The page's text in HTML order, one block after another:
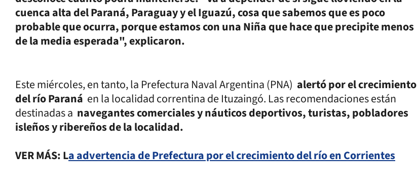
cuenca alta del Paraná, Paraguay y el Iguazú, cosa que sabemos que es poco
probable que ocurra, porque estamos con una Niña que hace que precipite menos
de la media esperada", explicaron.
Este miércoles, en tanto, la Prefectura Naval Argentina (PNA) alertó por el crecimiento
del río Paraná en la localidad correntina de Ituzaingó. Las recomendaciones están
destinadas a navegantes comerciales y náuticos deportivos, turistas, pobladores
isleños y ribereños de la localidad.
VER MÁS: La advertencia de Prefectura por el crecimiento del río en Corrientes